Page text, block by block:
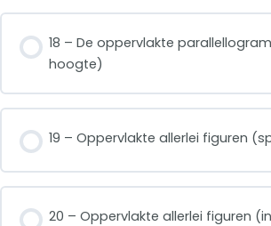
18 – De oppervlakte
hoogte)
19 – Oppervlakte allerlei figuren
20 – Oppervlakte allerlei figuren